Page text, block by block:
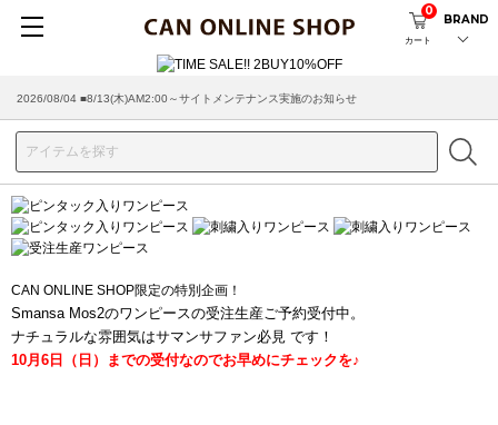
カート
0
BRAND
2026/08/04 ■8/13(木)AM2:00～サイトメンテナンス実施のお知らせ
2026/07/29 ■【お知らせ】ヤマト運輸の配送遅延・停止について
CAN ONLINE SHOP限定の特別企画！
Smansa Mos2のワンピースの受注生産ご予約受付中。
ナチュラルな雰囲気はサマンサファン必見 です！
10月6日（日）までの受付なのでお早めにチェックを♪